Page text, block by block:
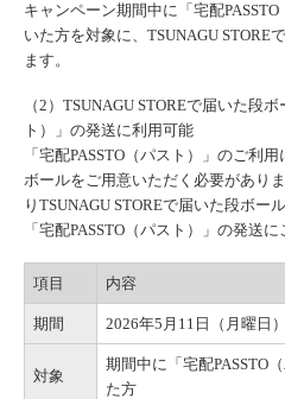
キャンペーン期間中に「宅配
いた方を対象に、TSUNAGU STORE
ます。
（2）TSUNAGU STOREで届いた段
ト）」の発送に利用可能
「宅配PASSTO（パスト）」のご利
ボールをご用意いただく必要があり
りTSUNAGU STOREで届いた段ボー
「宅配PASSTO（パスト）」の発送
項目 内容
期間 2026年5月11日（月曜日
対象
期間中に「宅配PASSTO
た方